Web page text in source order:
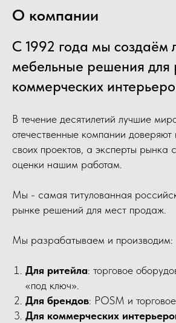
О компании
С 1992 года мы создаём
мебельные решения для
коммерческих
В течение десятилетий лучшие
отечественные компании
своих проектов, а эксперты рынка
оценки нашим работам.
Мы - самая титулованная
рынке решений для мест продаж.
Мы разрабатываем и производим:
Для ритейла: торговое
«под ключ».
Для брендов: POSM и
Для коммерческих